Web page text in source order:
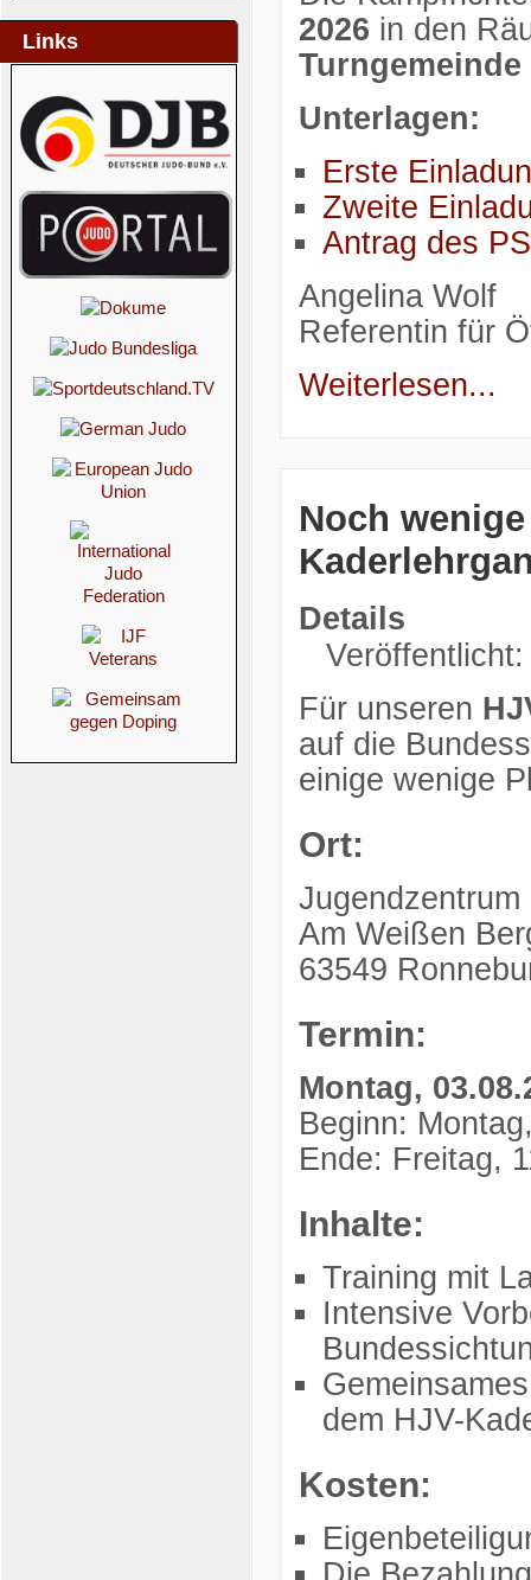
Links
2026 in den
Turngemeinde
Unterlagen:
Erste
Zweite
Antrag des
Angelina Wolf
Referentin für
Weiterlesen...
Noch
Details
Für unseren
auf die
einige wenige
Ort:
Jugendzentrum
Am Weißen
63549
Termin:
Montag,
Beginn:
Ende: Freitag,
Inhalte:
Training mit
Intensive
dem HJV-
Kosten: